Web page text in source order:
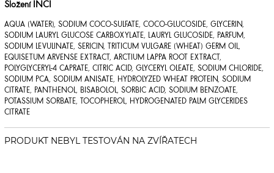
Složení INCI
AQUA (WATER), SODIUM COCO-SULFATE, COCO-GLUCOSIDE, GLYCERIN,
SODIUM LAURYL GLUCOSE CARBOXYLATE, LAURYL GLUCOSIDE, PARFUM,
SODIUM LEVULINATE, SERICIN, TRITICUM VULGARE (WHEAT) GERM OIL,
EQUISETUM ARVENSE EXTRACT, ARCTIUM LAPPA ROOT EXTRACT,
POLYGLYCERYL-4 CAPRATE, CITRIC ACID, GLYCERYL OLEATE, SODIUM CHLORIDE,
SODIUM PCA, SODIUM ANISATE, HYDROLYZED WHEAT PROTEIN, SODIUM
CITRATE, PANTHENOL, BISABOLOL, SORBIC ACID, SODIUM BENZOATE,
POTASSIUM SORBATE, TOCOPHEROL, HYDROGENATED PALM GLYCERIDES
CITRATE